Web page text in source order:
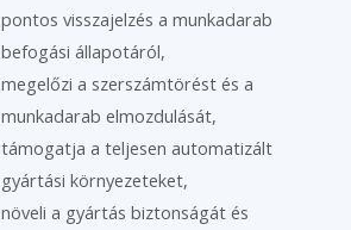
pontos visszajelzés a munkadarab
befogási állapotáról,
megelőzi a szerszámtörést és a
munkadarab elmozdulását,
támogatja a teljesen automatizált
gyártási környezeteket,
növeli a gyártás biztonságát és